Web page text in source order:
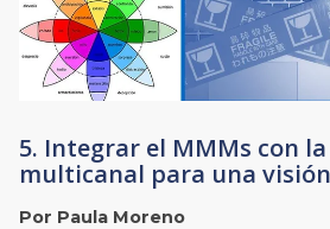
5. Integrar el MMMs con
multicanal para una visión
Por Paula Moreno